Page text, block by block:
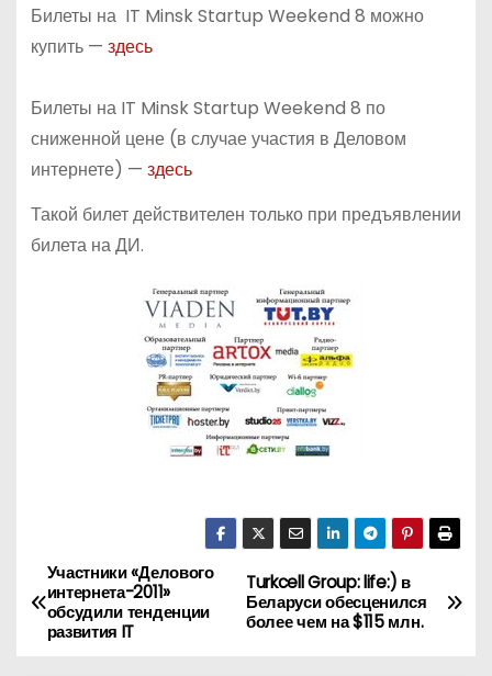
Билеты на IT Minsk Startup Weekend 8 можно
купить — здесь
Билеты на IT Minsk Startup Weekend 8 по
сниженной цене (в случае участия в Деловом
интернете) — здесь
Такой билет действителен только при предъявлении
билета на ДИ.
Н
а
Turkcell Group: life:) в
Беларуси обесценился
более чем на $115 млн.
Участники «Делового
интернета-2011»
обсудили тенденции
развития IT